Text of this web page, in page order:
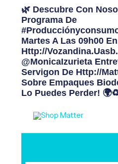
🌿 Descubre Con
Programa De
Martes A Las 09h00 En
Http://
@MonicaIzurieta
Servigon De Http://
Sobre Empaques
Lo Puedes Perder!